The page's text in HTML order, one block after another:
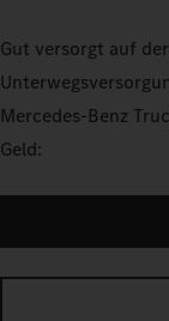
Gut versorgt auf
Mercedes‑Benz
Geld: